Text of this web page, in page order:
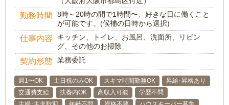
勤務時間
8時～20時の間で1時間〜、好きな日に働くこと
が可能です。(候補の日時から選択)
仕事内容
キッチン、トイレ、お風呂、洗面所、リビン
グ、その他のお掃除
契約形態 業務委託
週1〜OK 土日祝のみOK スキマ時間勤務OK
昇給･昇格あり
交通費支給
扶養内OK 高収入可能
学歴不問